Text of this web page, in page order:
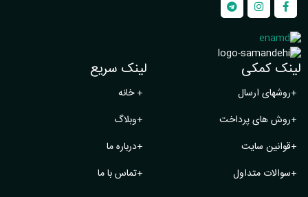
لینک کمکی
+روشهای ارسال
+روش های پرداخت
+قوانین سایت
+سوالات متداول
لینک سریع
+خانه
+وبلاگ
+درباره ما
+تماس با ما